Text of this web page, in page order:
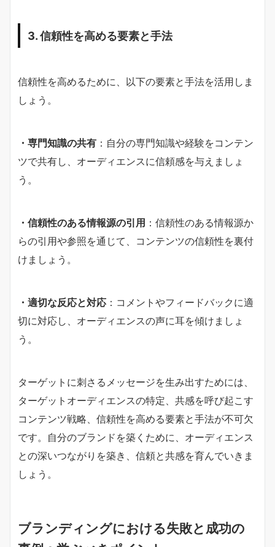
3. 信頼性を高める要素と手法
信頼性を高めるために、以下の要素と手法を活用しま
しょう。
・専門知識の共有 ：自分の専門知識や経験をコンテン
ツで共有し、オーディエンスに信頼感を与えましょ
う。
・信頼性のある情報源の引用 ：信頼性のある情報源か
らの引用や参照を通じて、コンテンツの信頼性を裏付
けましょう。
・適切な反応と対応 ：コメントやフィードバックに適
切に対応し、オーディエンスの声に耳を傾けましょ
う。
ターゲットに刺さるメッセージを生み出すためには、
ターゲットオーディエンスの特定、共感を呼び起こす
コンテンツ戦略、信頼性を高める要素と手法が不可欠
です。自分のブランドを築くために、オーディエンス
との深いつながりを築き、信頼と共感を育んでいきま
しょう。
ブランディングにおける失敗と成功の